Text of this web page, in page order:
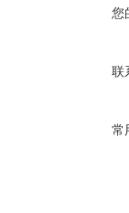
您
联
常